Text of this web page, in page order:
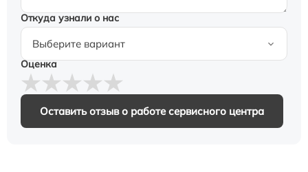
Откуда узнали о нас
Оценка
Оставить отзыв о работе сервисного центра